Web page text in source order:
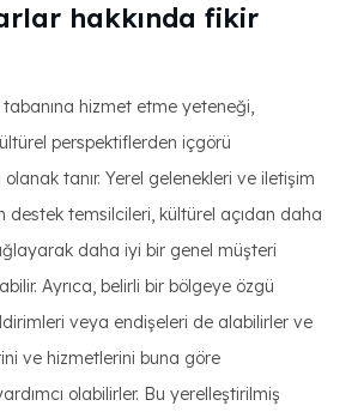
hakkında fikir
tabanına hizmet etme yeteneği,
perspektiflerden içgörü
tanır. Yerel gelenekleri ve iletişim
destek temsilcileri, kültürel açıdan daha
daha iyi bir genel müşteri
Ayrıca, belirli bir bölgeye özgü
veya endişeleri de alabilirler ve
ve hizmetlerini buna göre
olabilirler. Bu yerelleştirilmiş